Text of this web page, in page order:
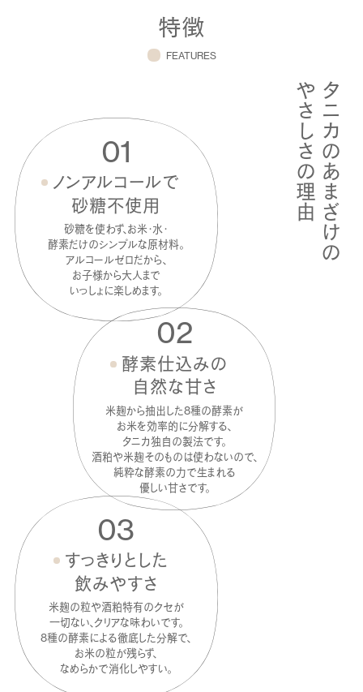
特徴
FEATURES
タニカのあまざけの
やさしさの理由
01
ノンアルコールで
砂糖不使用
砂糖を使わず、 お米・水・
酵素だけのシンプルな原材料。
アルコールゼロだから、
お子様から大人まで
いっしょに楽しめます。
02
酵素仕込みの
自然な甘さ
米麹から抽出した8種の酵素が
お米を効率的に分解する、
タニカ独自の製法です。
酒粕や米麹そのものは使わないので、
純粋な酵素の力で生まれる
優しい甘さです。
03
すっきりとした
飲みやすさ
米麹の粒や酒粕特有のクセが
一切ない、 クリアな味わいです。
8種の酵素による徹底した分解で、
お米の粒が残らず、
なめらかで消化しやすい。